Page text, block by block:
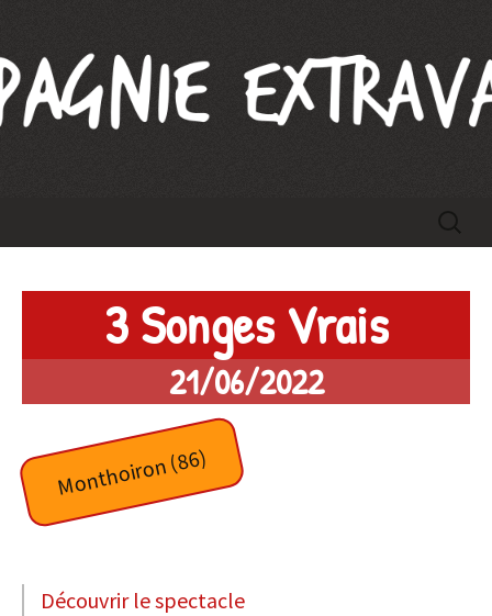
Compagnie Extravague
3 Songes Vrais
21/06/2022
Monthoiron (86)
Découvrir le spectacle